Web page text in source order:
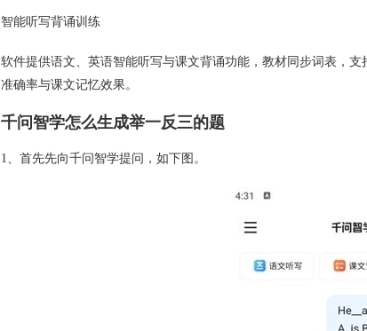
智能听写背诵训练
软件提供语文、英语智能听写与课文背诵功能，教材同步词表，
准确率与课文记忆效果。
千问智学怎么生成举一反三的题
1、首先先向千问智学提问，如下图。